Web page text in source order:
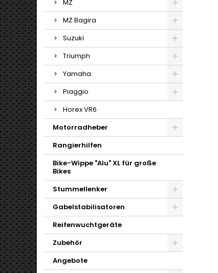
MZ
MZ Bagira
Suzuki
Triumph
Yamaha
Piaggio
Horex VR6
Motorradheber
Rangierhilfen
Bike-Wippe "Alu" XL für große
Bikes
Stummellenker
Gabelstabilisatoren
Reifenwuchtgeräte
Zubehör
Angebote